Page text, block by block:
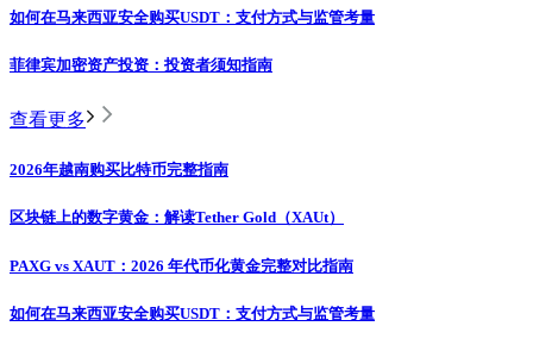
如何在马来西亚安全购买USDT：支付方式与监管考量
菲律宾加密资产投资：投资者须知指南
查看更多
2026年越南购买比特币完整指南
区块链上的数字黄金：解读Tether Gold（XAUt）
PAXG vs XAUT：2026 年代币化黄金完整对比指南
如何在马来西亚安全购买USDT：支付方式与监管考量